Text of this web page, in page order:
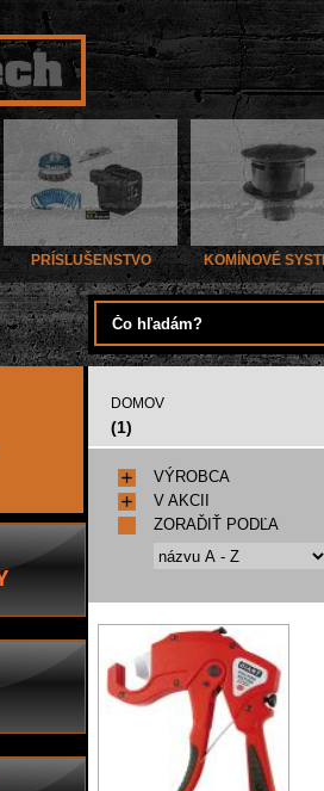
PRÍSLUŠENSTVO KOMÍNOVÉ
DOMOV
(1)
VÝROBCA
V AKCII
ZORAĎIŤ PODĽA